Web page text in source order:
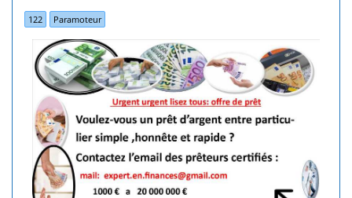
122 Paramoteur